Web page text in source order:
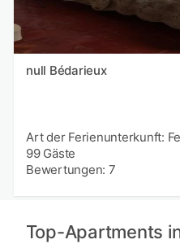
null Bédarieux
Art der Ferienunterkunft:
99 Gäste
Bewertungen: 7
Top-Apartments